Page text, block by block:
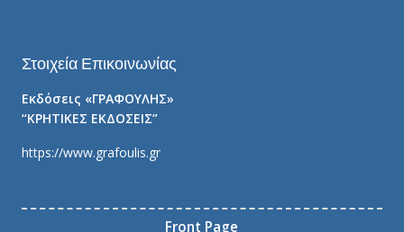
Στοιχεία Επικοινωνίας
Εκδόσεις «ΓΡΑΦΟΥΛΗΣ»
“ΚΡΗΤΙΚΕΣ ΕΚΔΟΣΕΙΣ”
https://www.grafoulis.gr
Front Page